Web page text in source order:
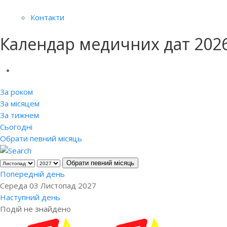
Контакти
Календар медичних дат
За роком
За місяцем
За тижнем
Сьогодні
Обрати певний місяць
Обрати певний місяць
Попередній день
Середа 03 Листопад 2027
Наступний день
Подій не знайдено